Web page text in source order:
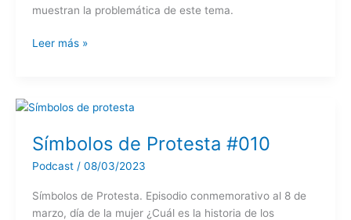
muestran la problemática de este tema.
La
Medios
Leer más »
Símbolos de Protesta #010
Podcast/ 08/03/2023
Símbolos de Protesta. Episodio conmemorativo al 8 de
marzo, día de la mujer ¿Cuál es la historia de los